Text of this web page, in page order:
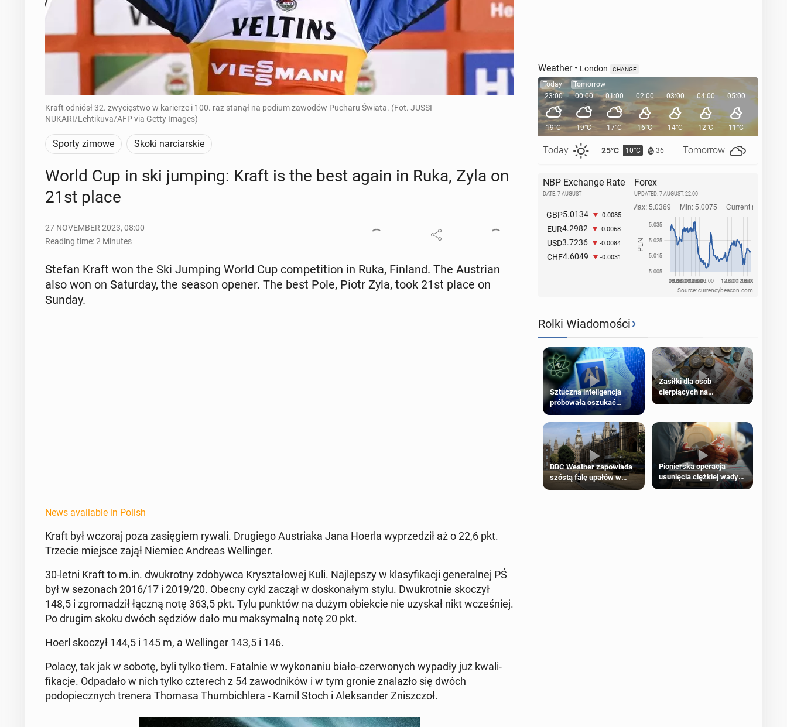
Kraft odniósł 32. zwycięstwo w karierze i 100. raz stanął na podium zawodów Pucharu Świata. (Fot. JUSSI
NUKARI/Lehtikuva/AFP via Getty Images)
Sporty zimowe Skoki narciarskie
World Cup in ski jumping: Kraft is the best again in Ruka, Zyla on
21st place
27 NOVEMBER 2023, 08:00
Reading time: 2 Minutes
Stefan Kraft won the Ski Jumping World Cup com­pe­ti­tion in Ruka, Finland. The Aus­tri­an
also won on Sat­ur­day, the season opener. The best Pole, Piotr Zyla, took 21st place on
Sunday.
News available in Polish
Kraft był wczoraj poza za­sięgiem rywali. Drugiego Aus­tri­a­ka Jana Hoerla wyprzedz­ił aż o 22,6 pkt.
Trzecie miejsce zajął Niemiec Andreas Wellinger.
30-letni Kraft to m.in. dwukrot­ny zdoby­w­ca Krysz­tałowej Kuli. Na­jlep­szy w klasy­fikacji gen­er­al­nej PŚ
był w se­zonach 2016/17 i 2019/20. Obecny cykl zaczął w doskon­ałym stylu. Dwukrot­nie skoczył
148,5 i zgro­madz­ił łączną notę 363,5 pkt. Tylu punktów na dużym obiek­cie nie uzyskał nikt wcześniej.
Po drugim skoku dwóch sędziów dało mu maksy­mal­ną notę 20 pkt.
Hoerl skoczył 144,5 i 145 m, a Wellinger 143,5 i 146.
Polacy, tak jak w sobotę, byli tylko tłem. Fa­tal­nie w wyko­na­niu biało-cz­er­wonych wypadły już kwal­i­
fikac­je. Odpadało w nich tylko czterech z 54 za­wod­ników i w tym gronie znalazło się dwóch
podopiecznych trenera Thomasa Thurn­bich­lera - Kamil Stoch i Alek­sander Zniszc­zoł.
Weather• London CHANGE
Today
23:00
19°C
Today 25°C 10°C 36 Tomorrow
Tomorrow
00:00
19°C
01:00
17°C
02:00
16°C
03:00
14°C
04:00
12°C
05:00
11°C
NBP Exchange Rate
DATE: 7 AUGUST
GBP5.0134 -0.0085
EUR4.2982 -0.0068
USD3.7236 -0.0084
CHF4.6049 -0.0031
Forex
UPDATED: 7 AUGUST, 22:00
Source: currencybeacon.com
Rolki Wiadomości›
Sztuczna inteligencja
próbowała oszukać
człowieka
Zasiłki dla osób
cierpiących na
schorzenia psychiczne
BBC Weather zapowiada
szóstą falę upałów w
Londynie
Pionierska operacja
usunięcia ciężkiej wady
wrodzonej płodu w łonie